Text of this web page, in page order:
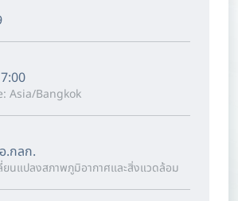
Asia/Bangkok
.กลก.
ยนแปลงสภาพภูมิอากาศและสิ่งแวดล้อม